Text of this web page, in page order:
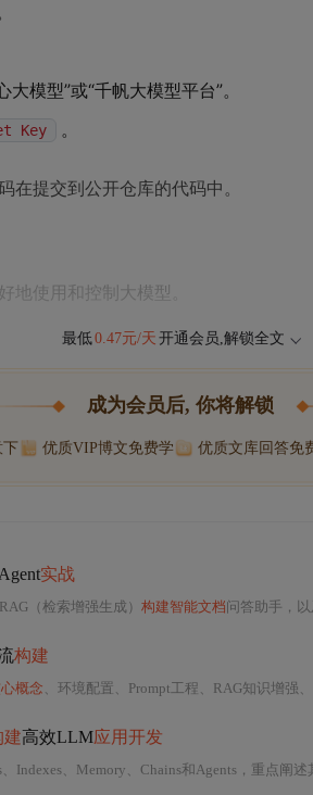
模型”或“千帆大模型平台”。
Key 。
在提交到公开仓库的代码中。
地使用和控制大模型。
最低0.47元/天 开通会员,解锁全文
成为会员后, 你将解锁
优质VIP博文免费学 优质文库回答免
实战
（检索增强生成） 构建智能文档问答助手，以及基于
构建
概念 、环境配置、Prompt工程、RAG知识增强、
建高效LLM应用开发
、Indexes、Memory、Chains和Agents，重点阐